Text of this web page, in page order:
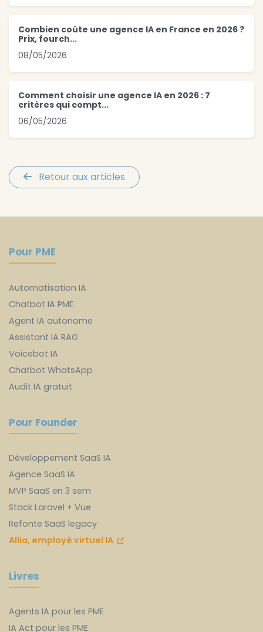
Combien coûte une agence IA en France en 2026 ?
Prix, fourch...
08/05/2026
Comment choisir une agence IA en 2026 : 7
critères qui compt...
06/05/2026
Retour aux articles
Pour PME
Automatisation IA
Chatbot IA PME
Agent IA autonome
Assistant IA RAG
Voicebot IA
Chatbot WhatsApp
Audit IA gratuit
Pour Founder
Développement SaaS IA
Agence SaaS IA
MVP SaaS en 3 sem
Stack Laravel + Vue
Refonte SaaS legacy
Allia, employé virtuel IA
Livres
Agents IA pour les PME
IA Act pour les PME